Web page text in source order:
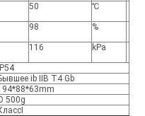
50 ℃
98 %
116 kPa
ib IIB T4 Gb
500g